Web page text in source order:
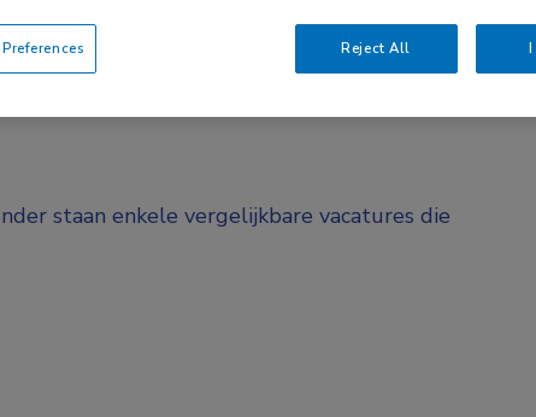
staan enkele vergelijkbare vacatures die
Reject All